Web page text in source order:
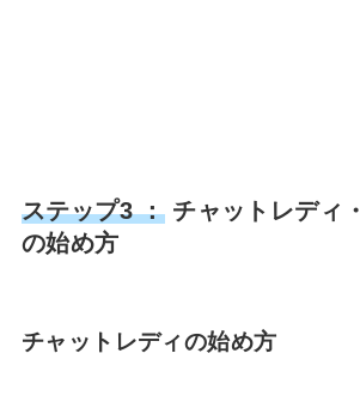
ステップ3 ：チャットレディ
の始め方
チャットレディの始め方